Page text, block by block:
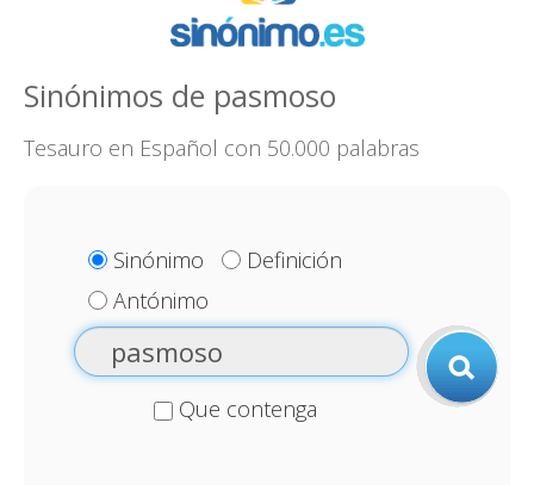
Sinónimos de pasmoso
Tesauro en Español con 50.000 palabras
Sinónimo
Definición
Antónimo
Que contenga